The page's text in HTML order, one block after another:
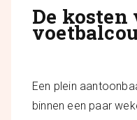
De kosten
Een plein
binnen een paar